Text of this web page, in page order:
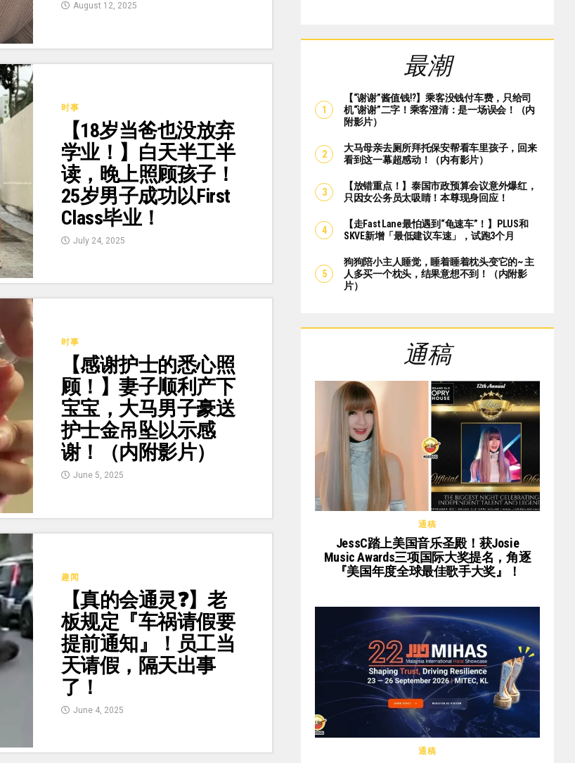
August 12, 2025
时事
【18岁当爸也没放弃
学业！】白天半工半
读，晚上照顾孩子！
25岁男子成功以First
Class毕业！
July 24, 2025
时事
【感谢护士的悉心照
顾！】妻子顺利产下
宝宝，大马男子豪送
护士金吊坠以示感
谢！（内附影片）
June 5, 2025
趣闻
【真的会通灵❓】老
板规定『车祸请假要
提前通知』！员工当
天请假，隔天出事
了！
June 4, 2025
最潮
【“谢谢”酱值钱⁉️】乘客没钱付车费，只给司
机“谢谢”二字！乘客澄清：是一场误会！（内
附影片）
大马母亲去厕所拜托保安帮看车里孩子，回来
看到这一幕超感动！（内有影片）
【放错重点！】泰国市政预算会议意外爆红，
只因女公务员太吸睛！本尊现身回应！
【走Fast Lane最怕遇到“龟速车”！】PLUS和
SKVE新增「最低建议车速」，试跑3个月
狗狗陪小主人睡觉，睡着睡着枕头变它的~ 主
人多买一个枕头，结果意想不到！（内附影
片）
通稿
通稿
JessC踏上美国音乐圣殿！获Josie
Music Awards三项国际大奖提名，角逐
『美国年度全球最佳歌手大奖』！
通稿